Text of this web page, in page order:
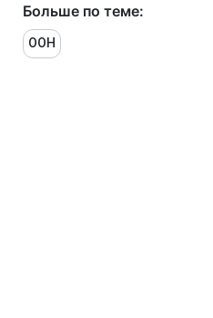
Больше по теме:
ООН